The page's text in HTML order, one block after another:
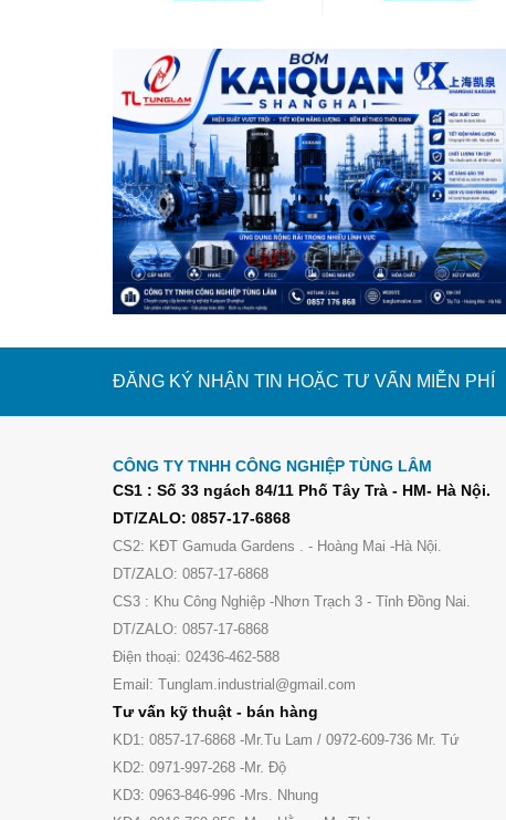
ĐĂNG KÝ NHẬN TIN HOẶC TƯ VẤN MIỄN PHÍ
CÔNG TY TNHH CÔNG NGHIỆP TÙNG LÂM
CS1 : Số 33 ngách 84/11 Phố Tây Trà - HM- Hà Nội.
DT/ZALO: 0857-17-6868
CS2: KĐT Gamuda Gardens . - Hoàng Mai -Hà Nội.
DT/ZALO: 0857-17-6868
CS3 : Khu Công Nghiệp -Nhơn Trạch 3 - Tỉnh Đồng Nai.
DT/ZALO: 0857-17-6868
Điện thoại: 02436-462-588
Email: Tunglam.industrial@gmail.com
Tư vấn kỹ thuật - bán hàng
KD1: 0857-17-6868 -Mr.Tu Lam / 0972-609-736 Mr. Tứ
KD2: 0971-997-268 -Mr. Độ
KD3: 0963-846-996 -Mrs. Nhung